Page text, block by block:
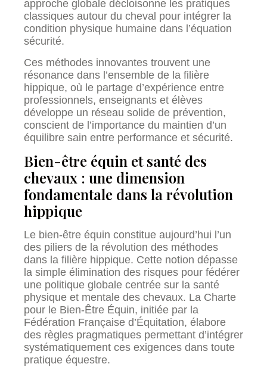
approche globale décloisonne les pratiques
classiques autour du cheval pour intégrer la
condition physique humaine dans l’équation
sécurité.
Ces méthodes innovantes trouvent une
résonance dans l’ensemble de la filière
hippique, où le partage d’expérience entre
professionnels, enseignants et élèves
développe un réseau solide de prévention,
conscient de l’importance du maintien d’un
équilibre sain entre performance et sécurité.
Bien-être équin et santé des
chevaux : une dimension
fondamentale dans la révolution
hippique
Le bien-être équin constitue aujourd’hui l’un
des piliers de la révolution des méthodes
dans la filière hippique. Cette notion dépasse
la simple élimination des risques pour fédérer
une politique globale centrée sur la santé
physique et mentale des chevaux. La Charte
pour le Bien-Être Équin, initiée par la
Fédération Française d’Équitation, élabore
des règles pragmatiques permettant d’intégrer
systématiquement ces exigences dans toute
pratique équestre.